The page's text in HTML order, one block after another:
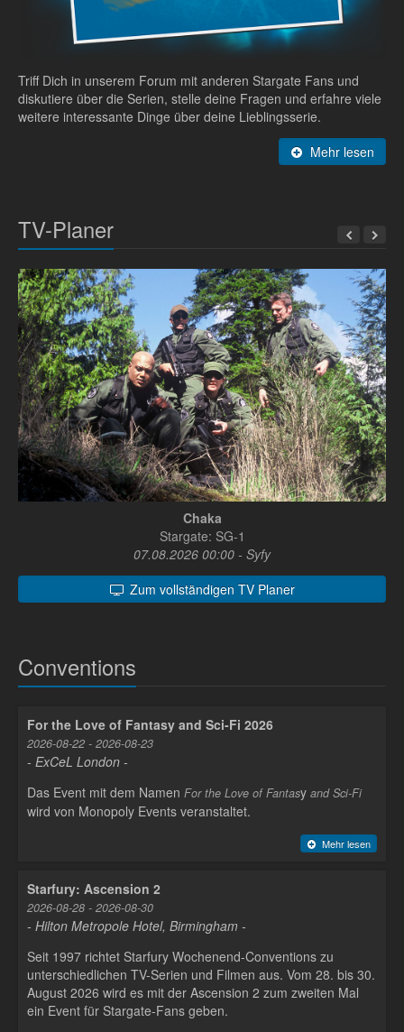
Triff Dich in unserem Forum mit anderen Stargate Fans und
diskutiere über die Serien, stelle deine Fragen und erfahre viele
weitere interessante Dinge über deine Lieblingsserie.
Mehr lesen
TV-Planer
Chaka
Stargate: SG-1
07.08.2026 00:00 - Syfy
Zum vollständigen TV Planer
Conventions
For the Love of Fantasy and Sci-Fi 2026
2026-08-22 - 2026-08-23
- ExCeL London -
Das Event mit dem Namen For the Love of Fantasy and Sci-Fi
wird von Monopoly Events veranstaltet.
Mehr lesen
Starfury: Ascension 2
2026-08-28 - 2026-08-30
- Hilton Metropole Hotel, Birmingham -
Seit 1997 richtet Starfury Wochenend-Conventions zu
unterschiedlichen TV-Serien und Filmen aus. Vom 28. bis 30.
August 2026 wird es mit der Ascension 2 zum zweiten Mal
ein Event für Stargate-Fans geben.